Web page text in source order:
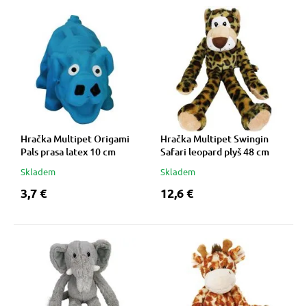
psov
psov
mačky
mačky
mačky
vitamíny
Hračka Multipet Origami
Pals prasa latex 10 cm
Skladem
3,7 €
Hračka Multipet Swingin
Safari leopard plyš 48 cm
Skladem
12,6 €